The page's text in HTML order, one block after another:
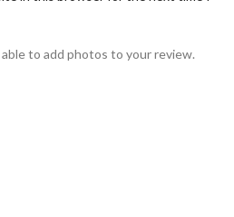
to add photos to your review.